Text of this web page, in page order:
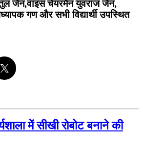
जैन,वाइस चेयरमैन युवराज जैन,
गण और सभी विद्यार्थी उपस्थित
में सीखी रोबोट बनाने की